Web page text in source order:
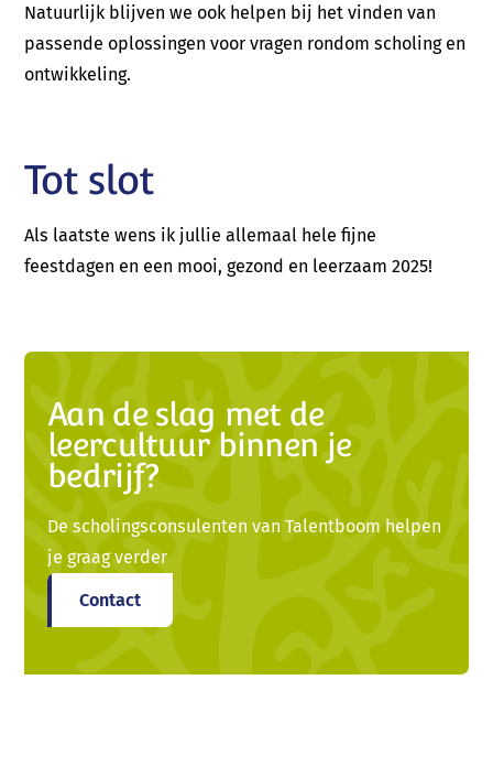
Natuurlijk blijven we ook helpen bij het vinden van
passende oplossingen voor vragen rondom scholing en
ontwikkeling.
Tot slot
Als laatste wens ik jullie allemaal hele fijne
feestdagen en een mooi, gezond en leerzaam 2025!
Aan de slag met de
leercultuur binnen je
bedrijf?
De scholingsconsulenten van Talentboom helpen
je graag verder
Contact